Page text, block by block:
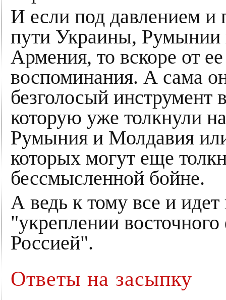
И если под давлением и
пути Украины,
Армения, то вскоре от
воспоминания. А сама
безголосый
которую уже толкнули
Румыния и Молдавия
которых могут еще
бессмысленной бойне.
А ведь к тому все и
"укреплении
Россией".
Ответы на засыпку